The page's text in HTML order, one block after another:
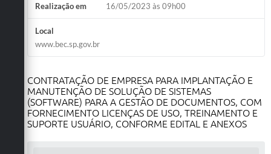
Sistema de Protocolo
Poupatempo
Listagem dos CEPs de Vinhedo
Acesso à Informação
Realização em 16/05/2023 às 09h00
Local
www.bec.sp.gov.br
CONTRATAÇÃO DE EMPRESA PARA IMPLANTAÇÃO E
MANUTENÇÃO DE SOLUÇÃO DE SISTEMAS
(SOFTWARE) PARA A GESTÃO DE DOCUMENTOS, COM
FORNECIMENTO LICENÇAS DE USO, TREINAMENTO E
SUPORTE USUÁRIO, CONFORME EDITAL E ANEXOS